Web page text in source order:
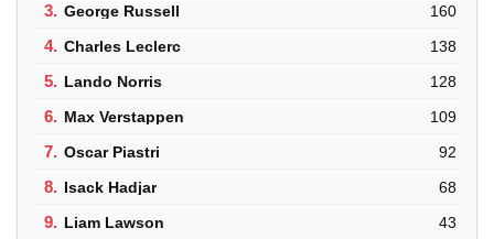
3. George Russell 160
4. Charles Leclerc 138
5. Lando Norris 128
6. Max Verstappen 109
7. Oscar Piastri 92
8. Isack Hadjar 68
9. Liam Lawson 43